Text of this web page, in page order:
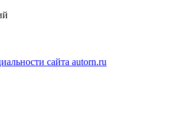
сайта autorn.ru